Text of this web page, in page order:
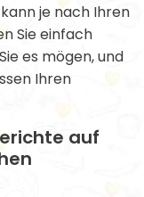
je nach Ihren
Sie einfach
es mögen, und
Ihren
auf